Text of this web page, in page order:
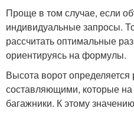
Проще в том случае, если
индивидуальные запросы.
рассчитать оптимальные
ориентируясь на формулы.
Высота ворот
составляющими, которые на
багажники. К этому